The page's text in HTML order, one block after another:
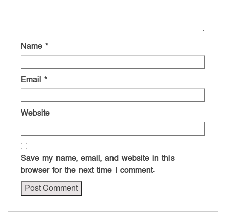
Name *
Email *
Website
Save my name, email, and website in this
browser for the next time I comment.